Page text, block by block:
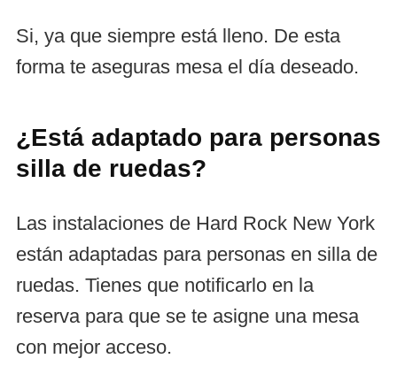
Si, ya que siempre está lleno. De esta
forma te aseguras mesa el día deseado.
¿Está adaptado para personas
silla de ruedas?
Las instalaciones de Hard Rock New York
están adaptadas para personas en silla de
ruedas. Tienes que notificarlo en la
reserva para que se te asigne una mesa
con mejor acceso.